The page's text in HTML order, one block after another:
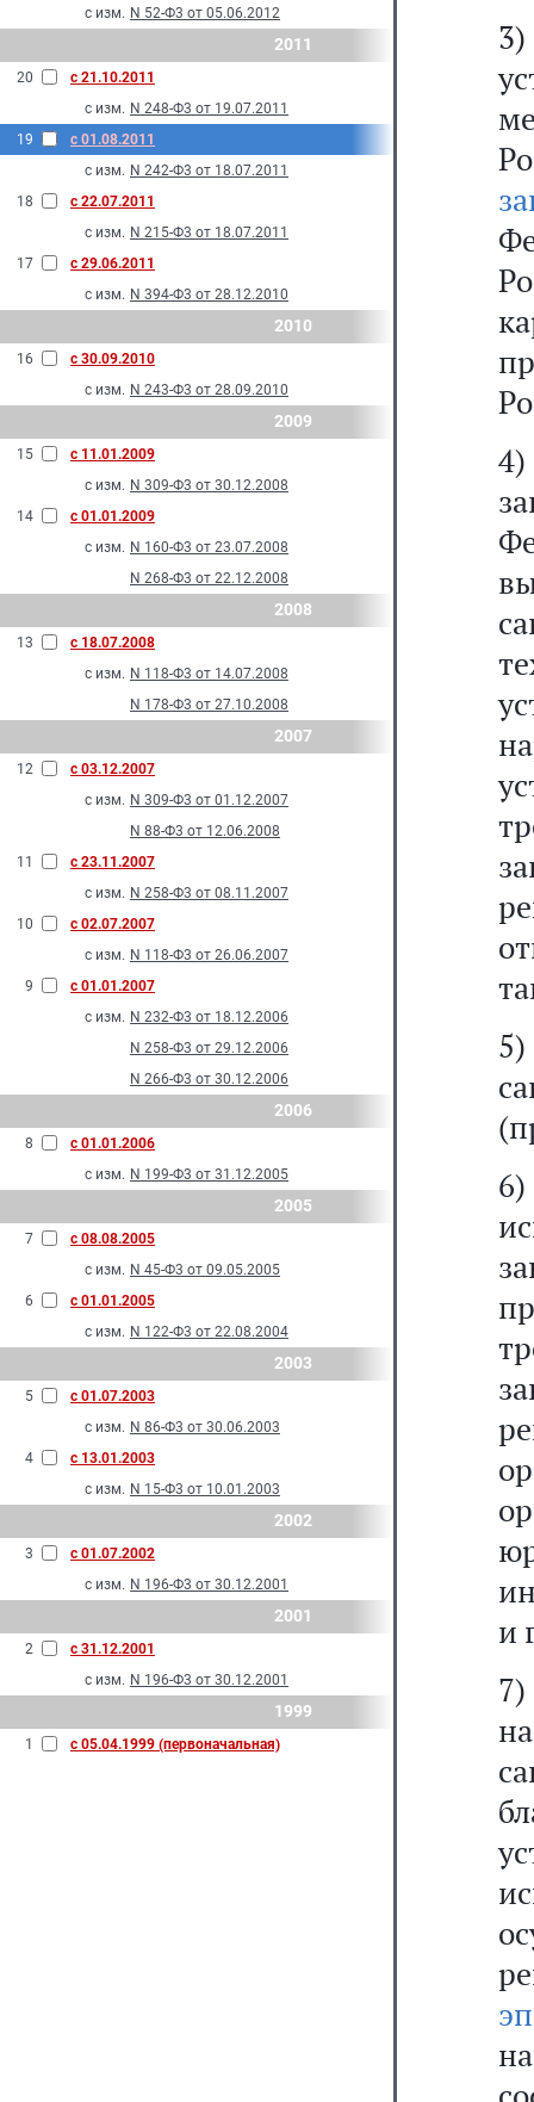
с изм. N 52-Ф3 от 05.06.2012
2011
20
с 21.10.2011
с изм. N 248-Ф3 от 19.07.2011
19
с 01.08.2011
с изм. N 242-Ф3 от 18.07.2011
18
с 22.07.2011
с изм. N 215-Ф3 от 18.07.2011
17
с 29.06.2011
с изм. N 394-Ф3 от 28.12.2010
2010
16
с 30.09.2010
с изм. N 243-Ф3 от 28.09.2010
2009
15
с 11.01.2009
с изм. N 309-Ф3 от 30.12.2008
14
с 01.01.2009
с изм. N 160-Ф3 от 23.07.2008
N 268-Ф3 от 22.12.2008
2008
13
с 18.07.2008
с изм. N 118-Ф3 от 14.07.2008
N 178-Ф3 от 27.10.2008
2007
12
с 03.12.2007
с изм. N 309-Ф3 от 01.12.2007
N 88-Ф3 от 12.06.2008
11
с 23.11.2007
с изм. N 258-Ф3 от 08.11.2007
10
с 02.07.2007
с изм. N 118-Ф3 от 26.06.2007
9
с 01.01.2007
с изм. N 232-Ф3 от 18.12.2006
N 258-Ф3 от 29.12.2006
N 266-Ф3 от 30.12.2006
2006
8
с 01.01.2006
с изм. N 199-Ф3 от 31.12.2005
2005
7
с 08.08.2005
с изм. N 45-Ф3 от 09.05.2005
6
с 01.01.2005
с изм. N 122-Ф3 от 22.08.2004
2003
5
с 01.07.2003
с изм. N 86-Ф3 от 30.06.2003
4
с 13.01.2003
с изм. N 15-Ф3 от 10.01.2003
2002
3
с 01.07.2002
с изм. N 196-Ф3 от 30.12.2001
2001
2
с 31.12.2001
с изм. N 196-Ф3 от 30.12.2001
1999
1 с 05.04.1999 (первоначальная)
4)
и